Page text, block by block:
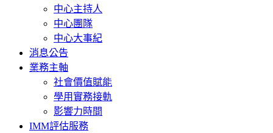
中心主持人
中心團隊
中心大事紀
消息公告
業務主軸
社會價值賦能
學用實務接軌
影響力時間
IMM評估服務